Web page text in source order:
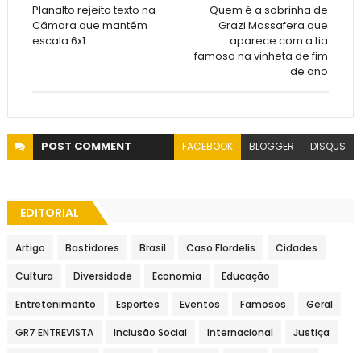
Quem é a sobrinha de
Grazi Massafera que
aparece com a tia
famosa na vinheta de fim
de ano
Planalto rejeita texto na
Câmara que mantém
escala 6x1
POST COMMENT FACEBOOK BLOGGER DISQUS
EDITORIAL
Artigo Bastidores Brasil Caso Flordelis Cidades
Cultura Diversidade Economia Educação
Entretenimento Esportes Eventos Famosos Geral
GR7 ENTREVISTA Inclusão Social Internacional Justiça